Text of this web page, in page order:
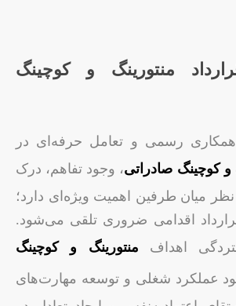
منتورینگ و کوچینگ
رسمی و تعامل حرفه‌ای در
و کوچینگ صادراتی، وجود تفاهم، درک
میان طرفین اهمیت ویژه‌ای دارد؛
اقدامی ضروری تلقی می‌شود.
اهداف منتورینگ و کوچینگ
عملکرد شغلی و توسعه مهارت‌های